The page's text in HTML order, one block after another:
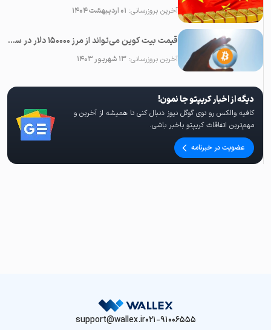
آخرین بروزرسانی: ۰۱ اردیبهشت ۱۴۰۴
قیمت بیت کوین می‌تواند از مرز ۱۵۰۰۰۰ دلار در سال ۲۰۲۳ عبور کند
آخرین بروزرسانی:۱۳ شهریور ۱۴۰۳
دیگه از اخبار کریپتو جا نمون!
کافیه والکس رو توی گوگل نیوز دنبال کنی تا همیشه از آخرین و
مهم‌ترین اتفاقات کریپتو باخبر باشی.
عضویت در خبرنامه
021-91006555
support@wallex.ir